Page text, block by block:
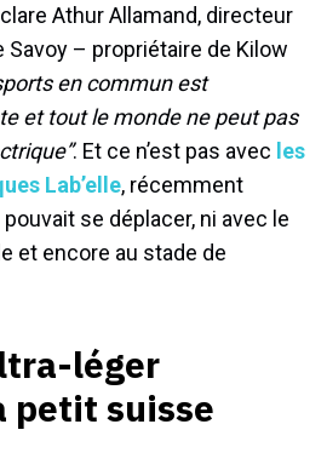
Athur Allamand, directeur
Savoy – propriétaire de Kilow
en commun est
et tout le monde ne peut pas
. Et ce n’est pas avec les
Lab’elle, récemment
se déplacer, ni avec le
et encore au stade de
léger
petit suisse